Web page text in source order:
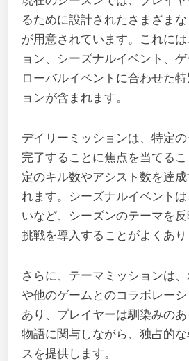
るために設計されたさまざま
が用意されています。これに
ョン、シーズナルイベント、
ローバルイベントに合わせた
ョンが含まれます。
デイリーミッションは、特定
完了することに焦点を当てる
定のキル数やアシスト数を達
れます。シーズナルイベント
いなど、シーズンのテーマを
挑戦を導入することがよくあり
さらに、テーマミッションは
や他のゲームとのコラボレー
あり、プレイヤーは馴染みの
物語に関与しながら、独占的
スを提供します。